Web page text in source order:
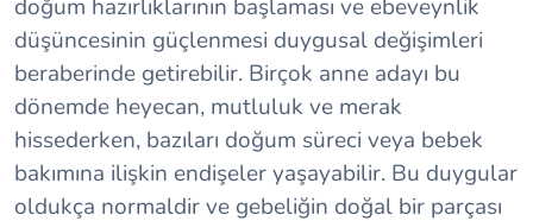
doğum hazırlıklarının başlaması ve ebeveynlik
düşüncesinin güçlenmesi duygusal değişimleri
beraberinde getirebilir. Birçok anne adayı bu
dönemde heyecan, mutluluk ve merak
hissederken, bazıları doğum süreci veya bebek
bakımına ilişkin endişeler yaşayabilir. Bu duygular
oldukça normaldir ve gebeliğin doğal bir parçası